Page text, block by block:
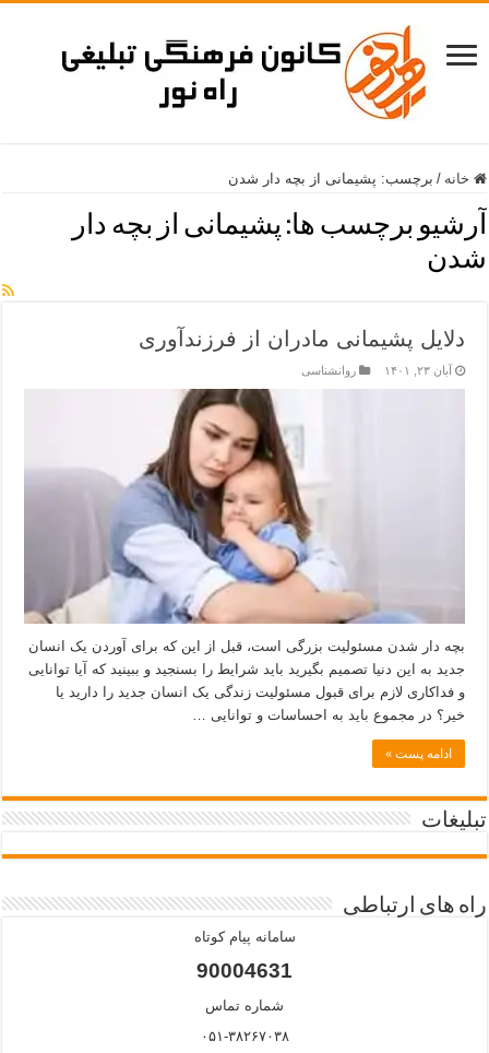
خانه / برچسب: پشیمانی از بچه دار شدن
آرشیو برچسب ها: پشیمانی از بچه دار
شدن
دلایل پشیمانی مادران از فرزندآوری
آبان ۲۳, ۱۴۰۱ روانشناسی
بچه دار شدن مسئولیت بزرگی است، قبل از این که برای آوردن یک انسان
جدید به این دنیا تصمیم بگیرید باید شرایط را بسنجید و ببینید که آیا توانایی
و فداکاری لازم برای قبول مسئولیت زندگی یک انسان جدید را دارید یا
خیر؟ در مجموع باید به احساسات و توانایی …
ادامه پست »
تبلیغات
راه های ارتباطی
سامانه پیام کوتاه
90004631
شماره تماس
۰۵۱-۳۸۲۶۷۰۳۸